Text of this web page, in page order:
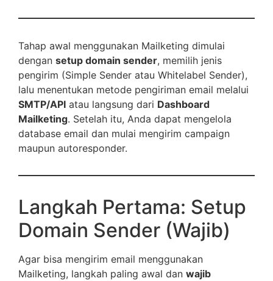
Tahap awal menggunakan Mailketing dimulai
dengan setup domain sender, memilih jenis
pengirim (Simple Sender atau Whitelabel Sender),
lalu menentukan metode pengiriman email melalui
SMTP/API atau langsung dari Dashboard
Mailketing. Setelah itu, Anda dapat mengelola
database email dan mulai mengirim campaign
maupun autoresponder.
Langkah Pertama: Setup
Domain Sender (Wajib)
Agar bisa mengirim email menggunakan
Mailketing, langkah paling awal dan wajib